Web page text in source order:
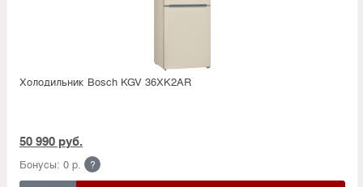
Холодильник Bosсh KGV 36XK2AR
50 990 руб.
Бонусы: 0 р. ?